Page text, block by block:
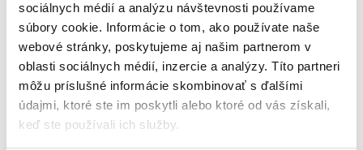
sociálnych médií a analýzu návštevnosti používame
súbory cookie. Informácie o tom, ako používate naše
webové stránky, poskytujeme aj našim partnerom v
oblasti sociálnych médií, inzercie a analýzy. Títo partneri
môžu príslušné informácie skombinovať s ďalšími
údajmi, ktoré ste im poskytli alebo ktoré od vás získali,
keď ste používali ich služby.
Informácie
Žáner
ilustrované knihy
rozprávka